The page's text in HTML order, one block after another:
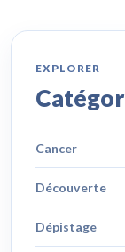
EXPLORER
Cancer
Découverte
Dépistage